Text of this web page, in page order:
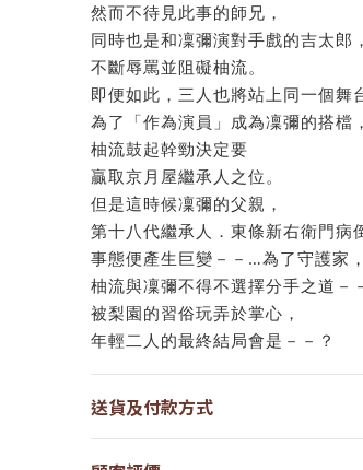
然而不待見此事的師兄，
同時也是和凜彌演對手戲的吉太郎，
不斷辱罵並阻礙柚流。
即便如此，三人也將站上同一個舞
為了「作為演員」成為凜彌的搭檔，
柚流鼓起幹勁決定要
贏取京月屋繼承人之位。
但是這時候凜彌的父親，
第十八代繼承人．東條新右衛門病
事態便產生巨變－－…為了守護家，
柚流與凜彌不得不選擇分手之道－
被梨園的習俗玩弄於掌心，
年輕二人的最終結局會是－－？
送貨及付款方式